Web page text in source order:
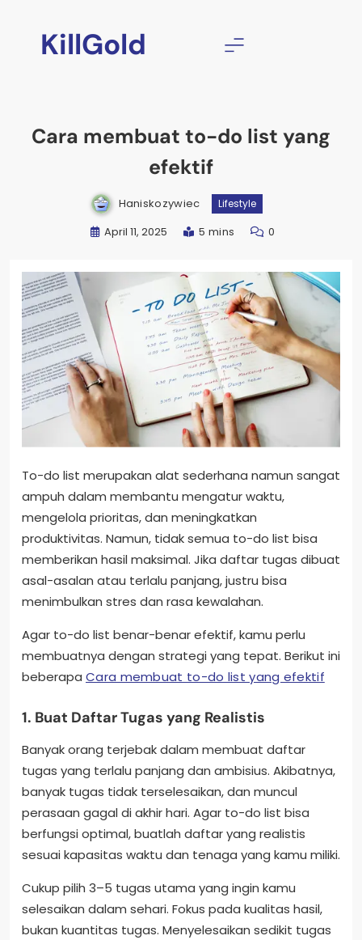
KillGold
Cara membuat to-do list yang
efektif
Haniskozywiec Lifestyle
April 11, 2025 5 mins 0
To-do list merupakan alat sederhana namun sangat
ampuh dalam membantu mengatur waktu,
mengelola prioritas, dan meningkatkan
produktivitas. Namun, tidak semua to-do list bisa
memberikan hasil maksimal. Jika daftar tugas dibuat
asal-asalan atau terlalu panjang, justru bisa
menimbulkan stres dan rasa kewalahan.
Agar to-do list benar-benar efektif, kamu perlu
membuatnya dengan strategi yang tepat. Berikut ini
beberapa Cara membuat to-do list yang efektif
1. Buat Daftar Tugas yang Realistis
Banyak orang terjebak dalam membuat daftar
tugas yang terlalu panjang dan ambisius. Akibatnya,
banyak tugas tidak terselesaikan, dan muncul
perasaan gagal di akhir hari. Agar to-do list bisa
berfungsi optimal, buatlah daftar yang realistis
sesuai kapasitas waktu dan tenaga yang kamu miliki.
Cukup pilih 3–5 tugas utama yang ingin kamu
selesaikan dalam sehari. Fokus pada kualitas hasil,
bukan kuantitas tugas. Menyelesaikan sedikit tugas